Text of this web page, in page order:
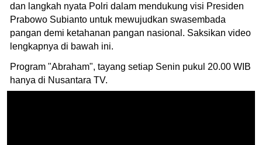
dan langkah nyata Polri dalam mendukung visi Presiden
Prabowo Subianto untuk mewujudkan swasembada
pangan demi ketahanan pangan nasional. Saksikan video
lengkapnya di bawah ini.
Program "Abraham", tayang setiap Senin pukul 20.00 WIB
hanya di Nusantara TV.